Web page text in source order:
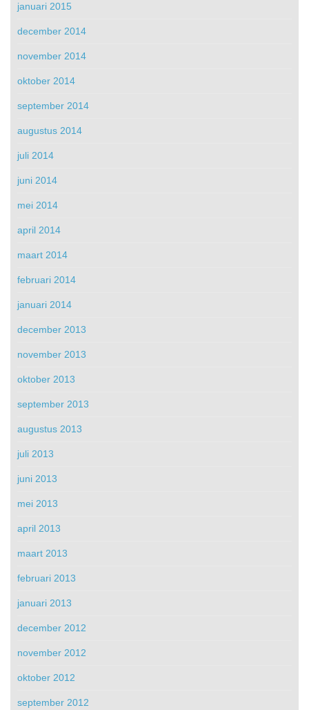
januari 2015
december 2014
november 2014
oktober 2014
september 2014
augustus 2014
juli 2014
juni 2014
mei 2014
april 2014
maart 2014
februari 2014
januari 2014
december 2013
november 2013
oktober 2013
september 2013
augustus 2013
juli 2013
juni 2013
mei 2013
april 2013
maart 2013
februari 2013
januari 2013
december 2012
november 2012
oktober 2012
september 2012